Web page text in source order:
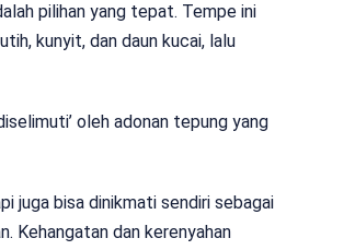
pilihan yang tepat. Tempe ini
kunyit, dan daun kucai, lalu
oleh adonan tepung yang
juga bisa dinikmati sendiri sebagai
Kehangatan dan kerenyahan